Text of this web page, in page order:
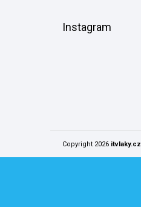
Instagram
Copyright 2026 itvlaky.cz